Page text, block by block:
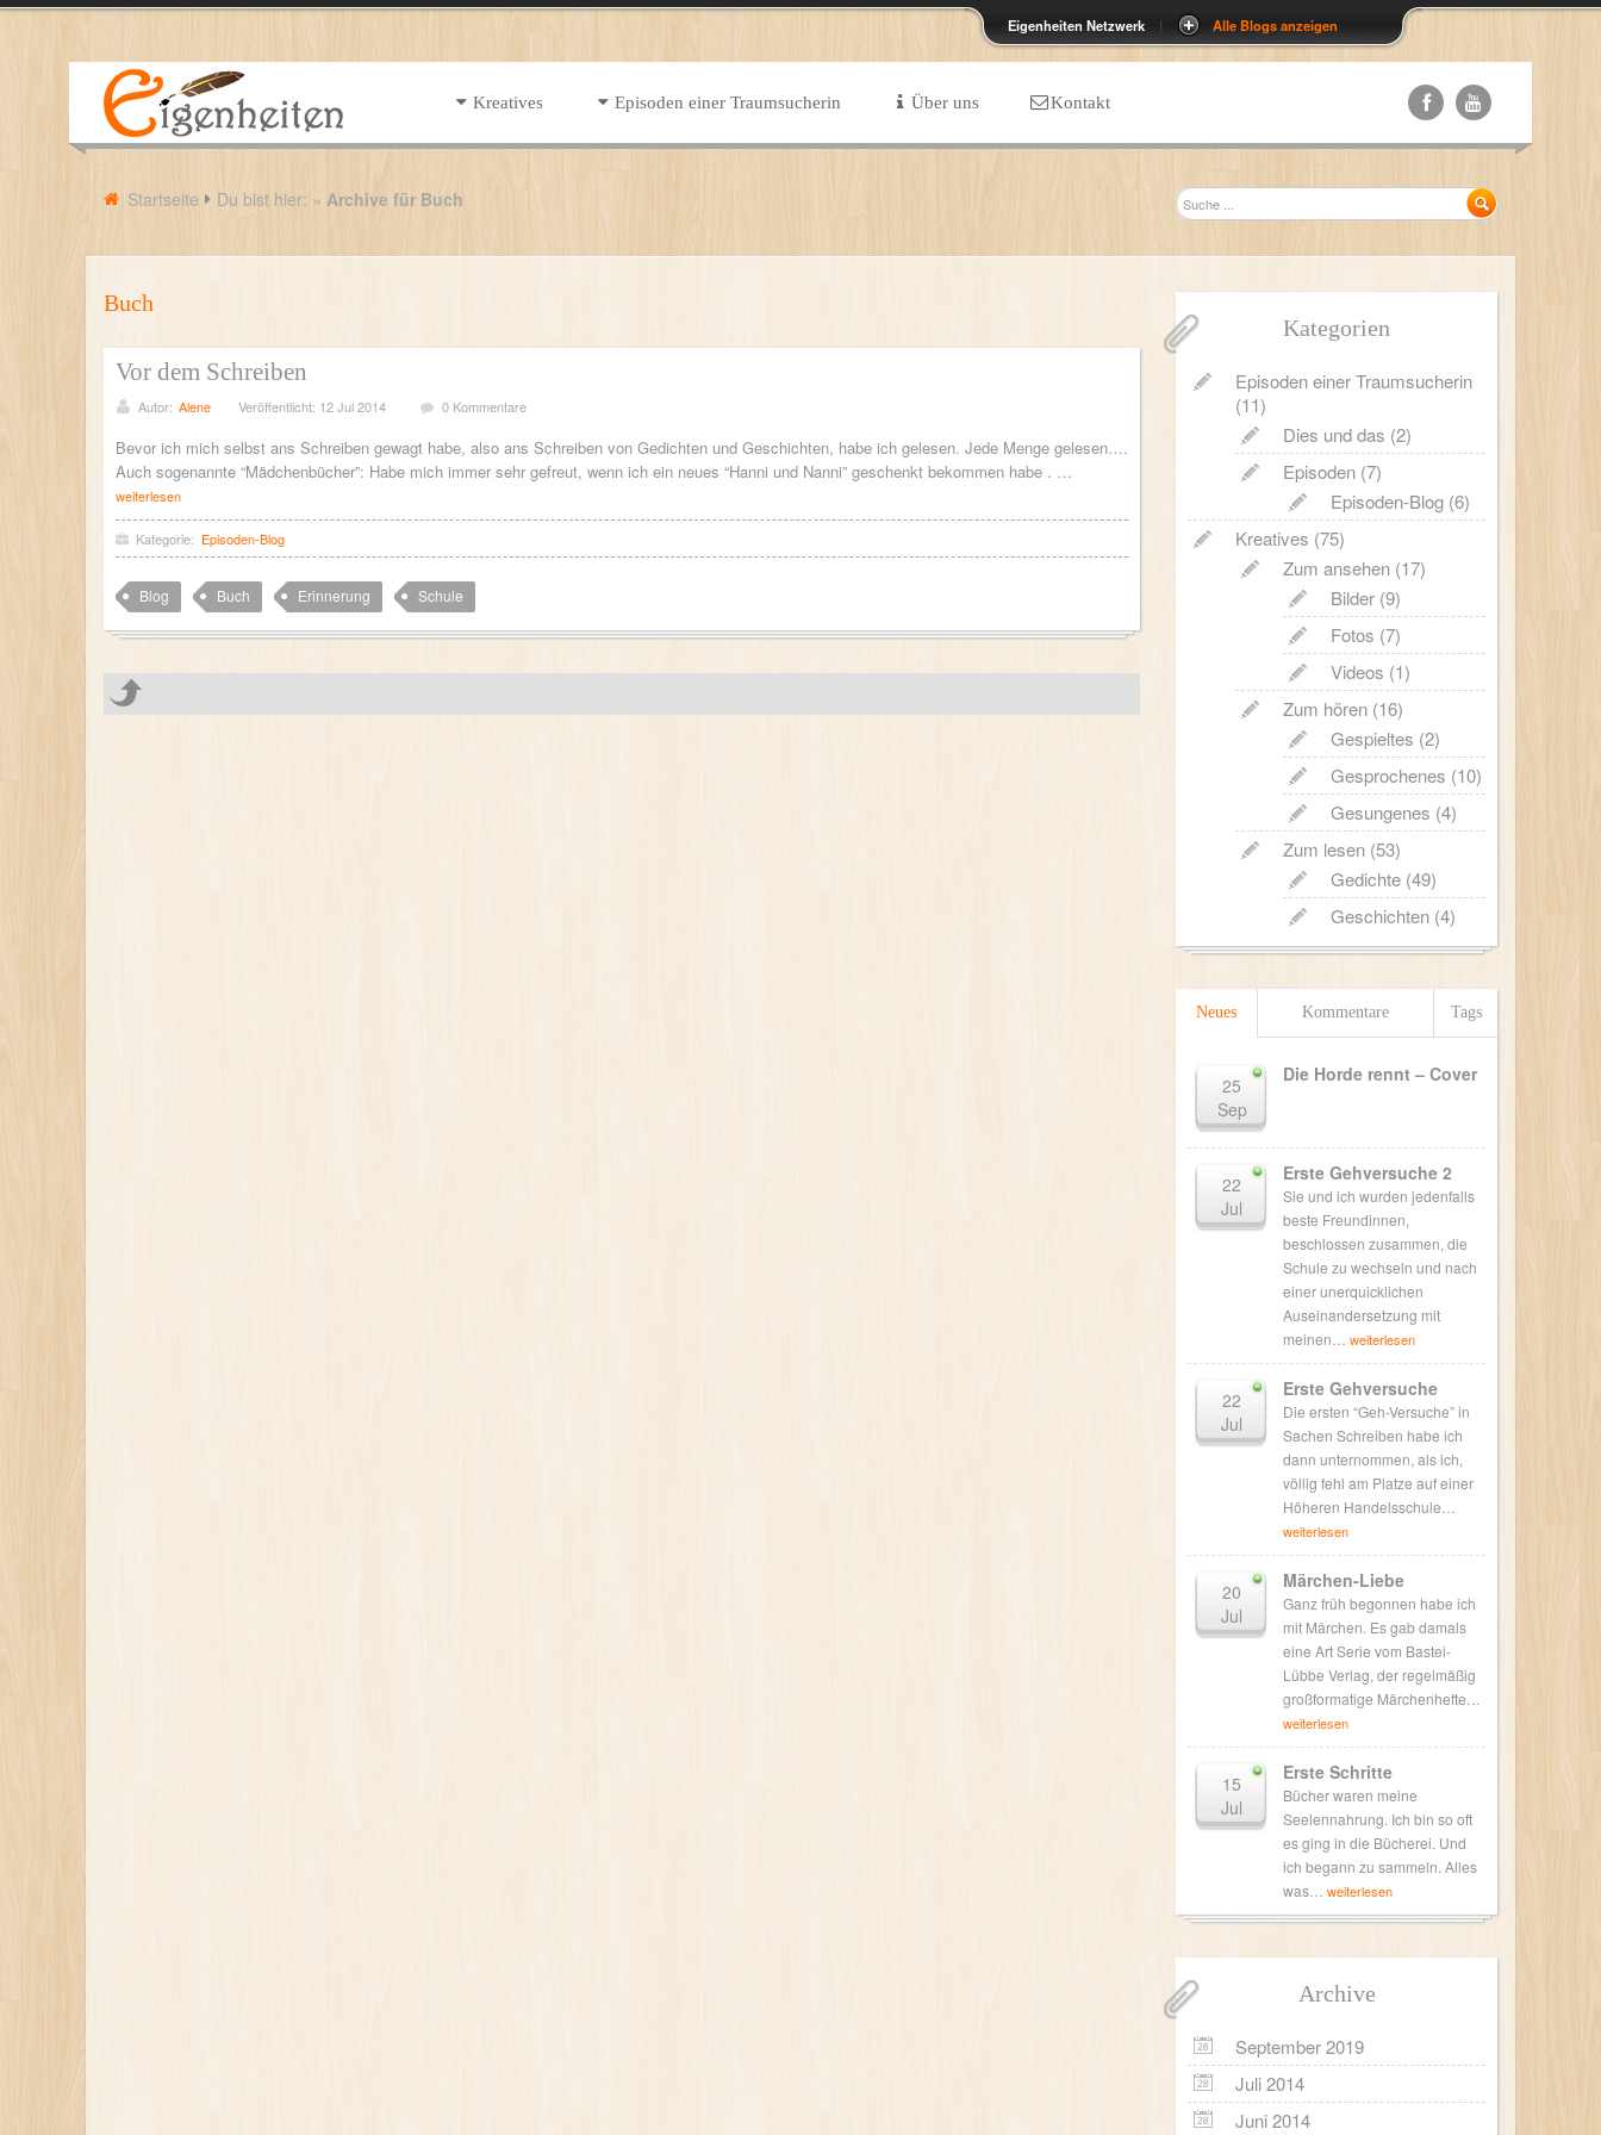
Eigenheiten Netzwerk | Alle Blogs anzeigen
Kreatives Episoden einer Traumsucherin Über uns Kontakt
Du bist hier:
Startseite » Archive für Buch
Buch
Vor dem Schreiben
Autor: Alene Veröffentlicht: 12 Jul 2014 0 Kommentare
Bevor ich mich selbst ans Schreiben gewagt habe, also ans Schreiben von Gedichten und Geschichten, habe ich gelesen. Jede Menge gelesen….
Auch sogenannte “Mädchenbücher”: Habe mich immer sehr gefreut, wenn ich ein neues “Hanni und Nanni” geschenkt bekommen habe . …
weiterlesen
Kategorie: Episoden-Blog
Blog Buch Erinnerung Schule
Kategorien
Episoden einer Traumsucherin
(11)
Dies und das (2)
Episoden (7)
Episoden-Blog (6)
Kreatives (75)
Zum ansehen (17)
Bilder (9)
Fotos (7)
Videos (1)
Zum hören (16)
Gespieltes (2)
Gesprochenes (10)
Gesungenes (4)
Zum lesen (53)
Gedichte (49)
Geschichten (4)
Neues Kommentare Tags
25
Sep
Die Horde rennt – Cover
22
Jul
Erste Gehversuche 2
Sie und ich wurden jedenfalls
beste Freundinnen,
beschlossen zusammen, die
Schule zu wechseln und nach
einer unerquicklichen
Auseinandersetzung mit
meinen… weiterlesen
22
Jul
Erste Gehversuche
Die ersten “Geh-Versuche” in
Sachen Schreiben habe ich
dann unternommen, als ich,
völlig fehl am Platze auf einer
Höheren Handelsschule…
weiterlesen
20
Jul
Märchen-Liebe
Ganz früh begonnen habe ich
mit Märchen. Es gab damals
eine Art Serie vom Bastei-
Lübbe Verlag, der regelmäßig
großformatige Märchenhefte…
weiterlesen
15
Jul
Erste Schritte
Bücher waren meine
Seelennahrung. Ich bin so oft
es ging in die Bücherei. Und
ich begann zu sammeln. Alles
was… weiterlesen
Archive
September 2019
Juli 2014
Juni 2014